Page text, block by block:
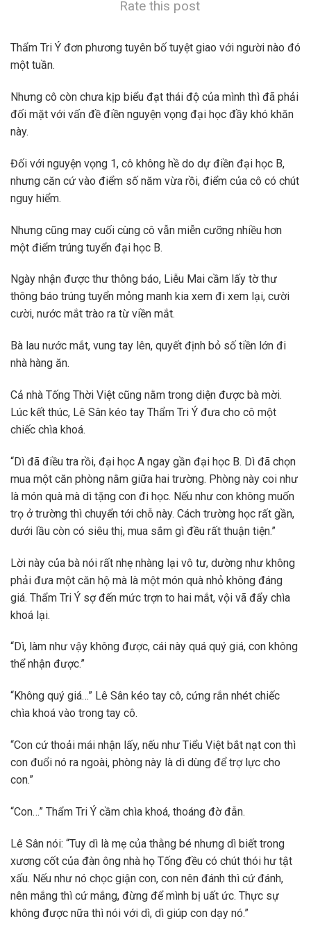
Rate this post
Thẩm Tri Ý đơn phương tuyên bố tuyệt giao với người nào đó
một tuần.
Nhưng cô còn chưa kịp biểu đạt thái độ của mình thì đã phải
đối mặt với vấn đề điền nguyện vọng đại học đầy khó khăn
này.
Đối với nguyện vọng 1, cô không hề do dự điền đại học B,
nhưng căn cứ vào điểm số năm vừa rồi, điểm của cô có chút
nguy hiểm.
Nhưng cũng may cuối cùng cô vẫn miễn cưỡng nhiều hơn
một điểm trúng tuyển đại học B.
Ngày nhận được thư thông báo, Liễu Mai cầm lấy tờ thư
thông báo trúng tuyển mỏng manh kia xem đi xem lại, cười
cười, nước mắt trào ra từ viền mắt.
Bà lau nước mắt, vung tay lên, quyết định bỏ số tiền lớn đi
nhà hàng ăn.
Cả nhà Tống Thời Việt cũng nằm trong diện được bà mời.
Lúc kết thúc, Lê Sân kéo tay Thẩm Tri Ý đưa cho cô một
chiếc chìa khoá.
“Dì đã điều tra rồi, đại học A ngay gần đại học B. Dì đã chọn
mua một căn phòng nằm giữa hai trường. Phòng này coi như
là món quà mà dì tặng con đi học. Nếu như con không muốn
trọ ở trường thì chuyển tới chỗ này. Cách trường học rất gần,
dưới lầu còn có siêu thị, mua sắm gì đều rất thuận tiện.”
Lời này của bà nói rất nhẹ nhàng lại vô tư, dường như không
phải đưa một căn hộ mà là một món quà nhỏ không đáng
giá. Thẩm Tri Ý sợ đến mức trợn to hai mắt, vội vã đẩy chìa
khoá lại.
“Dì, làm như vậy không được, cái này quá quý giá, con không
thể nhận được.”
“Không quý giá…” Lê Sân kéo tay cô, cứng rắn nhét chiếc
chìa khoá vào trong tay cô.
“Con cứ thoải mái nhận lấy, nếu như Tiểu Việt bắt nạt con thì
con đuổi nó ra ngoài, phòng này là dì dùng để trợ lực cho
con.”
“Con…” Thẩm Tri Ý cầm chìa khoá, thoáng đờ đẫn.
Lê Sân nói: “Tuy dì là mẹ của thằng bé nhưng dì biết trong
xương cốt của đàn ông nhà họ Tống đều có chút thói hư tật
xấu. Nếu như nó chọc giận con, con nên đánh thì cứ đánh,
nên mắng thì cứ mắng, đừng để mình bị uất ức. Thực sự
không được nữa thì nói với dì, dì giúp con dạy nó.”